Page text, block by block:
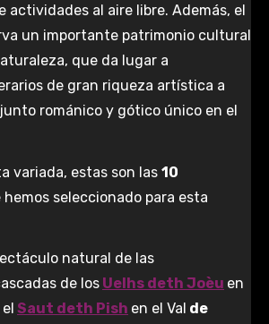
actividades al aire libre. Además, el
un importante patrimonio cultural
que da lugar a
de gran riqueza artística a
románico y gótico único en el
variada, estas son las 10
hemos seleccionado para esta
natural de las
de los Uelhs deth Joèu en
el Saut deth Pish en el Val de